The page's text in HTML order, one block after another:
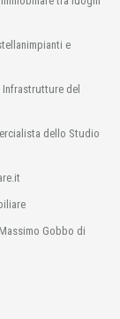
e
Infrastrutture del
dello Studio
Gobbo di